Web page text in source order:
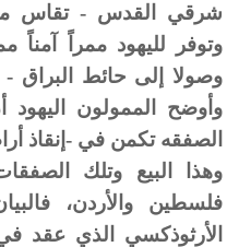
شرقي القدس - تقاس من
وتوفر لليهود ممراً آمناً
وصولا إلى حائط البراق
وأوضح الممولون اليهود
الصفقه تكمن في -إنقاذ
وهذا البيع وتلك
فلسطين والأردن،
الأرثوذكسي الذي عقد